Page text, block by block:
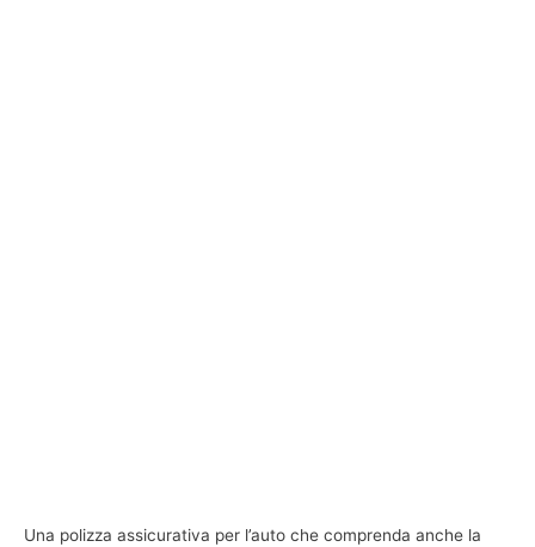
Una polizza assicurativa per l’auto che comprenda anche la